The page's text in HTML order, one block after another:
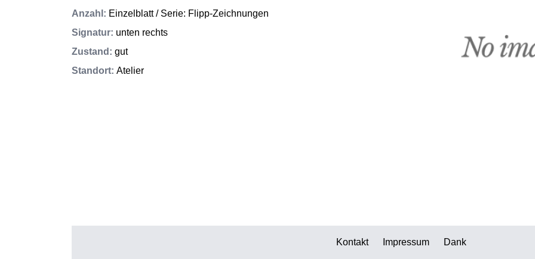
Anzahl : Einzelblatt / Serie: Flipp-Zeichnungen
Signatur: unten rechts
Zustand : gut
Standort: Atelier
Kontakt Impressum Dank